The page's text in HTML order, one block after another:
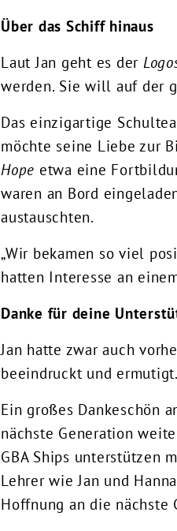
Über das Schiff hinaus
Laut Jan geht es der
werden. Sie will auf der
Das einzigartige
möchte seine Liebe zur
Hope etwa eine
waren an Bord
austauschten.
„Wir bekamen so viel
hatten Interesse an
Danke für deine
Jan hatte zwar auch
beeindruckt und ermutigt.
Ein großes Dankeschön
nächste Generation
GBA Ships unterstützen
Lehrer wie Jan und
Hoffnung an die nächste